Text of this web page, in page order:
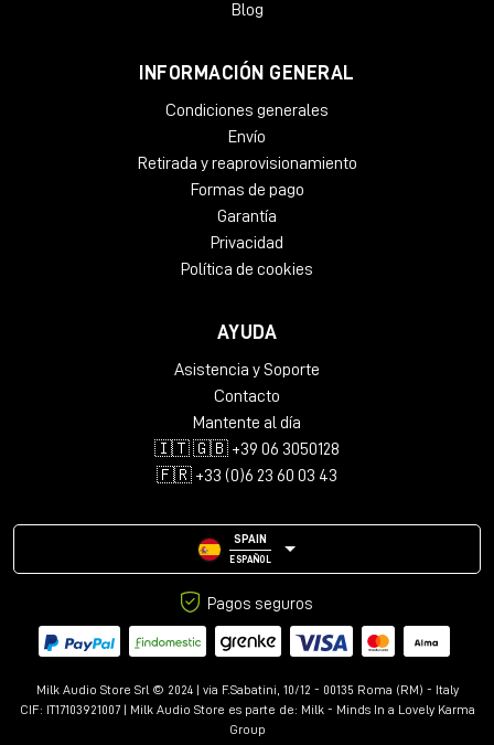
Blog
INFORMACIÓN GENERAL
Condiciones generales
Envío
Retirada y reaprovisionamiento
Formas de pago
Garantía
Privacidad
Política de cookies
AYUDA
Asistencia y Soporte
Contacto
Mantente al día
🇮🇹 🇬🇧 +39 06 3050128
🇫🇷 +33 (0)6 23 60 03 43
SPAIN
ESPAÑOL
Pagos seguros
Milk Audio Store Srl © 2024 | via F.Sabatini, 10/12 - 00135 Roma (RM) - Italy
CIF: IT17103921007 | Milk Audio Store es parte de: Milk - Minds In a Lovely Karma
Group